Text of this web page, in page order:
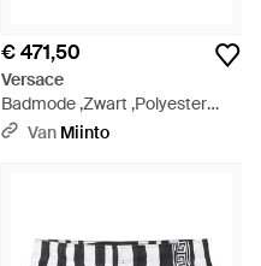
€ 471,50
Versace
Badmode ,Zwart ,Polyester
Gestreept Zwemshorts - Zwart
Van Miinto